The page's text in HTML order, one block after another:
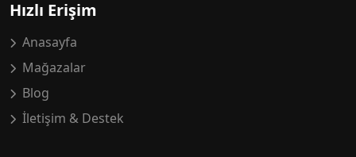
Hızlı Erişim
Anasayfa
Mağazalar
Blog
İletişim & Destek